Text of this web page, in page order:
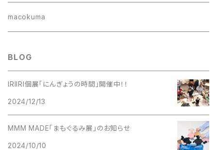
懐紙入れ
macokuma
BLOG
IRIIRI個展「にんぎょうの時間」開催中！！
2024/12/13
MMM MADE「まもぐるみ展」のお知らせ
2024/10/10